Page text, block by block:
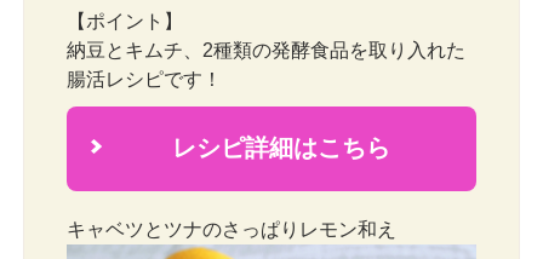
【ポイント】
納豆とキムチ、2種類の発酵食品を取り入れた
腸活レシピです！
2 レシピ詳細はこちら
キャベツとツナのさっぱりレモン和え